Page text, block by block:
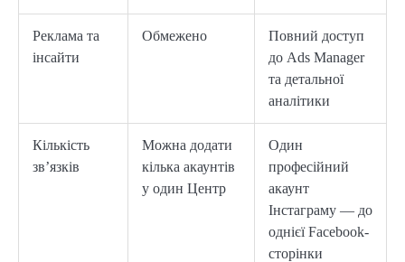
Реклама та
інсайти
Обмежено
Повний доступ
до Ads Manager
та детальної
аналітики
Кількість
зв’язків
Можна додати
кілька акаунтів
у один Центр
Один
професійний
акаунт
Інстаграму — до
однієї Facebook-
сторінки